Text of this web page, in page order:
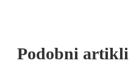
Podobni artikli